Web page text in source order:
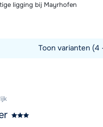
ligging bij Mayrhofen
Toon varianten (4